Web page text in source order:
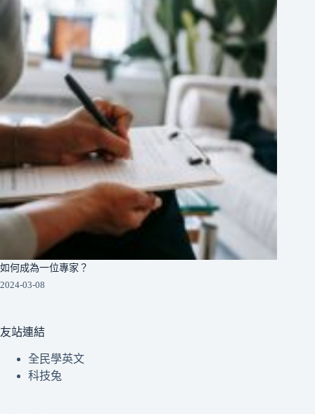
如何成為一位專家？
2024-03-08
友站連結
全民學英文
科技兔